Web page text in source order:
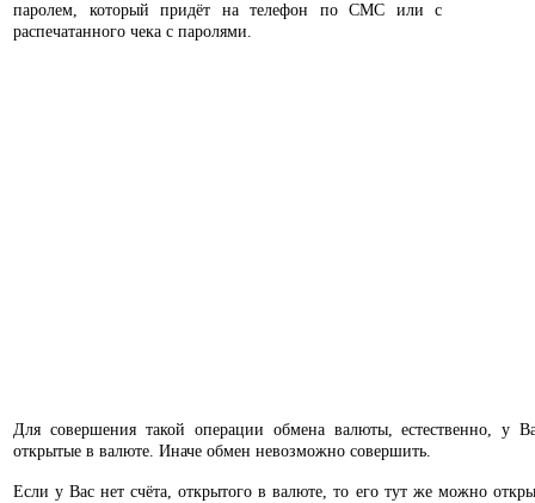
паролем, который придёт на телефон по СМС или с
распечатанного чека с паролями.
Для совершения такой операции обмена валюты, естественно,у
открытые в валюте. Иначе обмен невозможно совершить.
Если у Вас нет счёта, открытого в валюте, то его тут же можно